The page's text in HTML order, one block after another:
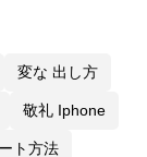
変な 出し方
敬礼 Iphone
ト方法